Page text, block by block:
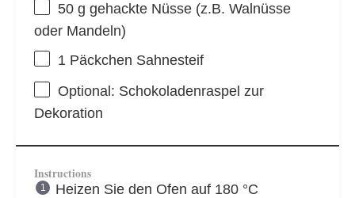
50 g gehackte Nüsse (z.B. Walnüsse
oder Mandeln)
1Päckchen Sahnesteif
Optional: Schokoladenraspel zur
Dekoration
Instructions
Heizen Sie den Ofen auf 180 °C